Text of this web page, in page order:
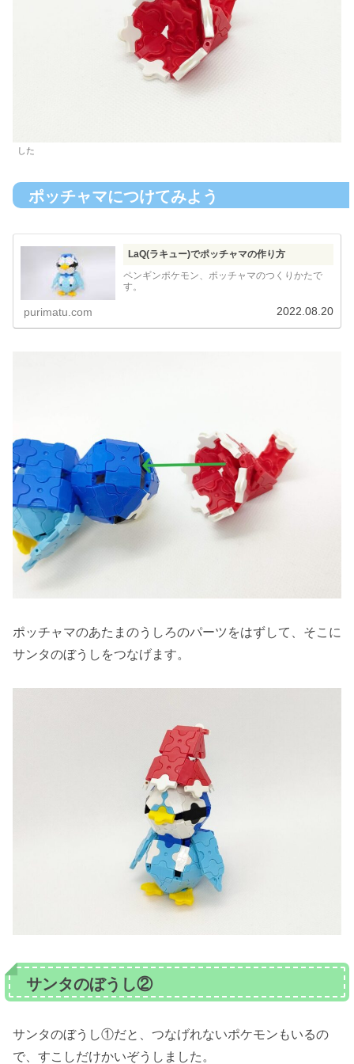
した
ポッチャマにつけてみよう
LaQ(ラキュー)でポッチャマの作り方
ペンギンポケモン、ポッチャマのつくりかたで
す。
purimatu.com 2022.08.20
ポッチャマのあたまのうしろのパーツをはずして、そこに
サンタのぼうしをつなげます。
サンタのぼうし②
サンタのぼうし①だと、つなげれないポケモンもいるの
で、すこしだけかいぞうしました。